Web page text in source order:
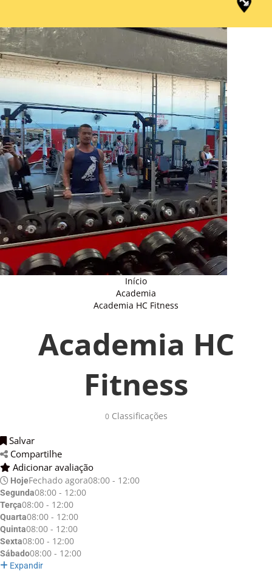
Início
Academia
Academia HC Fitness
Academia HC
Fitness
0Classificações
Salvar
Compartilhe
Adicionar avaliação
HojeFechado agora08:00 - 12:00
Segunda08:00 - 12:00
Terça08:00 - 12:00
Quarta08:00 - 12:00
Quinta08:00 - 12:00
Sexta08:00 - 12:00
Sábado08:00 - 12:00
Expandir